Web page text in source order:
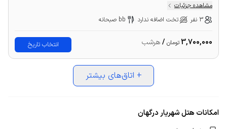
مشاهده جزئیات
3 نفر
تخت اضافه ندارد bb صبحانه
3,700,000تومان /هرشب انتخاب تاریخ
+ اتاق‌های بیشتر
امکانات هتل شهریار درگهان